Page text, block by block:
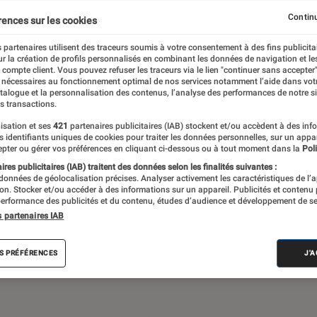
expos… Du suivi de l’actualité aux
et les articles long format,
meilleur de l’actualité culturelle
Album Concert Rap Exposition
sur les cookies
partenaires utilisent des traceurs soumis à votre consentement à des fins
la création de profils personnalisés en combinant les données de navigation et
compte client. Vous pouvez refuser les traceurs via le lien "continuer sans
au fonctionnement optimal de nos services notamment l’aide dans
et la personnalisation des contenus, l’analyse des performances de notre
transactions.
et ses 421 partenaires publicitaires (IAB) stockent et/ou accèdent à des
identifiants uniques de cookies pour traiter les données personnelles, sur un
ou gérer vos préférences en cliquant ci-dessous ou à tout moment dans la
publicitaires (IAB) traitent des données selon les finalités suivantes :
de géolocalisation précises. Analyser activement les caractéristiques de
Stocker et/ou accéder à des informations sur un appareil. Publicités et contenu
des publicités et du contenu, études d’audience et développement de
partenaires IAB
PRÉFÉRENCES